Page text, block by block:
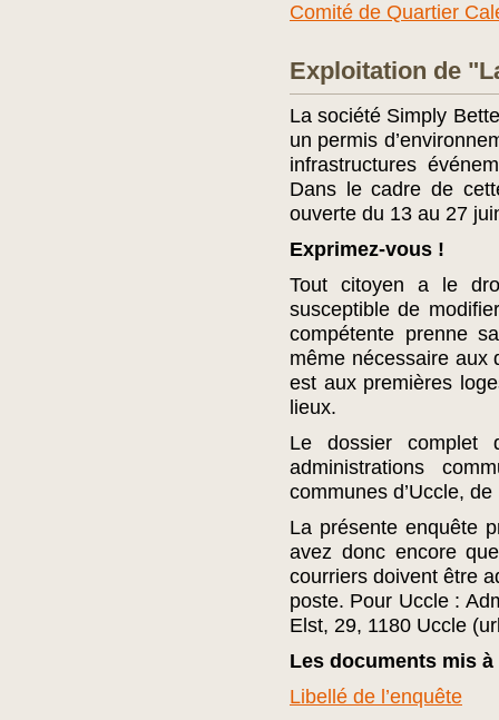
Comité de Quartier
Exploitation de
La société Simply
un permis
infrastructures
Dans le cadre de
ouverte du 13 au 27
Exprimez-vous !
Tout citoyen a le
susceptible de
compétente prenne
même nécessaire aux
est aux premières
lieux.
Le dossier complet
administrations
communes d’Uccle,
La présente enquête
avez donc encore
courriers doivent être
poste. Pour Uccle :
Elst, 29, 1180 Uccle
Les documents mis à
Libellé de l’enquête